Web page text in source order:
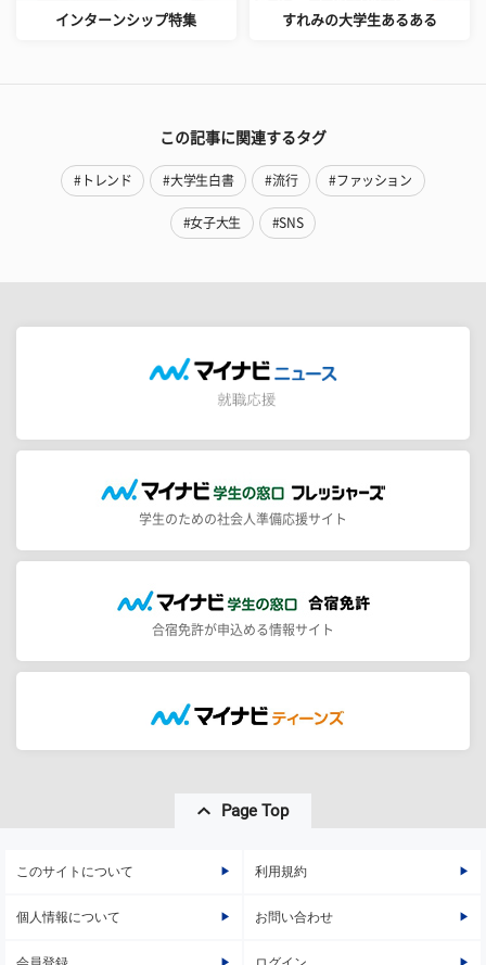
インターンシップ特集 すれみの大学生あるある
この記事に関連するタグ
#トレンド #大学生白書 #流行 #ファッション
#女子大生 #SNS
学生のための社会人準備応援サイト
合宿免許が申込める情報サイト
Page Top
このサイトについて 利用規約
個人情報について お問い合わせ